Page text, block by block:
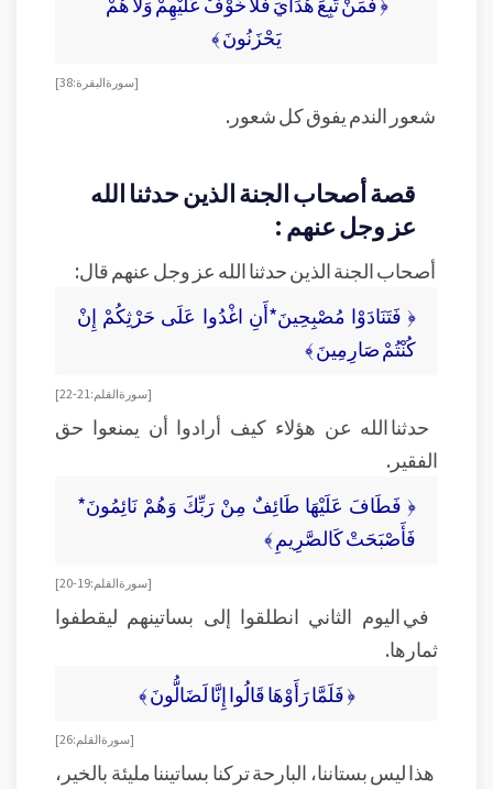
يَحْزَنُونَ ﴾
[ سورة البقرة: 38 ]
شعور الندم يفوق كل شعور.
قصة أصحاب الجنة الذين حدثنا الله
عز وجل عنهم :
أصحاب الجنة الذين حدثنا الله عز وجل عنهم قال:
﴿ فَتَنَادَوْا مُصْبِحِينَ*أَنِ اغْدُوا عَلَى حَرْثِكُمْ إِنْ
كُنْتُمْ صَارِمِينَ ﴾
[ سورة القلم: 21-22 ]
حدثنا الله عن هؤلاء كيف أرادوا أن يمنعوا حق
الفقير.
﴿ فَطَافَ عَلَيْهَا طَائِفٌ مِنْ رَبِّكَ وَهُمْ نَائِمُونَ*
فَأَصْبَحَتْ كَالصَّرِيمِ ﴾
[ سورة القلم: 19-20 ]
في اليوم الثاني انطلقوا إلى بساتينهم ليقطفوا
ثمارها.
﴿ فَلَمَّا رَأَوْهَا قَالُوا إِنَّا لَضَالُّونَ ﴾
[ سورة القلم: 26 ]
هذا ليس بستاننا، البارحة تركنا بساتيننا مليئة بالخير،